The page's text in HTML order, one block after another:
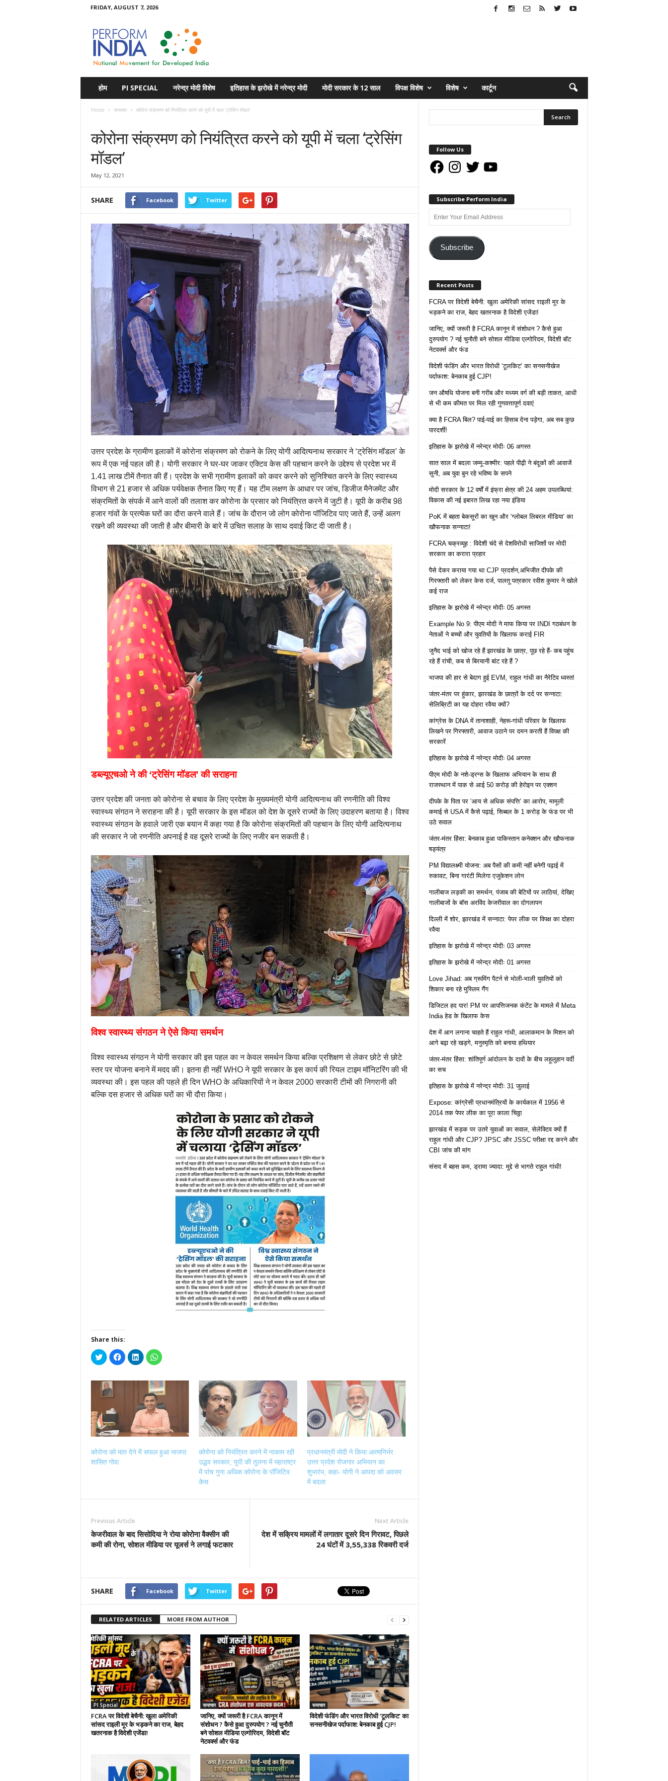
FRIDAY, AUGUST 7, 2026
होम PI SPECIAL नरेन्द्र मोदी विशेष इतिहास के झरोखे में नरेन्द्र मोदी मोदी सरकार के 12 साल विपक्ष विशेष विशेष कार्टून
Home समाचार कोरोना संक्रमण को नियंत्रित करने को यूपी में चला ‘ट्रेसिंग मॉडल’
कोरोना संक्रमण को नियंत्रित करने को यूपी में चला ‘ट्रेसिंग
मॉडल’
May 12, 2021
SHARE Facebook Twitter
उत्तर प्रदेश के ग्रामीण इलाकों में कोरोना संक्रमण को रोकने के लिए योगी आदित्यनाथ सरकार ने ‘ट्रेसिंग मॉडल’ के
रूप में एक नई पहल की है। योगी सरकार ने घर-घर जाकर एक्टिव केस की पहचान करने के उद्देश्य से प्रदेश भर में
1.41 लाख टीमें तैनात की हैं। प्रदेश के सभी ग्रामीण इलाकों को कवर करने को सुनिश्चित करने के लिए स्वास्थ्य
विभाग से 21 हजार से अधिक पर्यवेक्षक तैनात किए गए हैं। यह टीम लक्षण के आधार पर जांच, डिजीज मैनेजमेंट और
संक्रमितों के संपर्क में आने वालों की तलाश कर कोरोना के प्रसार को नियंत्रित करने में जुटी है। यूपी के करीब 98
हजार गांवों के प्रत्येक घरों का दौरा करने वाले हैं। जांच के दौरान जो लोग कोरोना पॉजिटिव पाए जाते हैं, उन्हें अलग
रखने की व्यवस्था की जाती है और बीमारी के बारे में उचित सलाह के साथ दवाई किट दी जाती है।
डब्ल्यूएचओ ने की ‘ट्रेसिंग मॉडल’ की सराहना
उत्तर प्रदेश की जनता को कोरोना से बचाव के लिए प्रदेश के मुख्यमंत्री योगी आदित्यनाथ की रणनीति की विश्व
स्वास्थ्य संगठन ने सराहना की है। यूपी सरकार के इस मॉडल को देश के दूसरे राज्यों के लिए उदाहरण बताया है। विश्व
स्वास्थ्य संगठन के हवाले जारी एक बयान में कहा गया है कि कोरोना संक्रमितों की पहचान के लिए योगी आदित्यनाथ
की सरकार ने जो रणनीति अपनाई है वह दूसरे राज्यों के लिए नजीर बन सकती है।
विश्व स्वास्थ्य संगठन ने ऐसे किया समर्थन
विश्व स्वास्थ्य संगठन ने योगी सरकार की इस पहल का न केवल समर्थन किया बल्कि प्रशिक्षण से लेकर छोटे से छोटे
स्तर पर योजना बनाने में मदद की। इतना ही नहीं WHO ने यूपी सरकार के इस कार्य की रियल टाइम मॉनिटरिंग की भी
व्यवस्था की। इस पहल की पहले ही दिन WHO के अधिकारियों ने न केवल 2000 सरकारी टीमों की निगरानी की
बल्कि दस हजार से अधिक घरों का भी दौरा किया।
Share this:
Click
to
share
Twitter
(Opens
in
new
Click
to
share
Facebook
window)
Click
to
share
LinkedIn
(Opens
new
window)
Click
to
WhatsApp
(Opens
in
new
window)
कोरोना को मात देने में सफल हुआ भाजपा
शासित गोवा
कोरोना को नियंत्रित करने में नाकाम रही
उद्धव सरकार, यूपी की तुलना में महाराष्ट्र
में पांच गुना अधिक कोरोना के पॉजिटिव
केस
प्रधानमंत्री मोदी ने किया आत्‍मनिर्भर
उत्तर प्रदेश रोजगार अभियान का
शुभारंभ, कहा- योगी ने आपदा को अवसर
में बदला
Previous Article
केजरीवाल के बाद सिसोदिया ने रोया कोरोना वैक्सीन की
कमी की रोना, सोशल मीडिया पर यूजर्स ने लगाई फटकार
Next Article
देश में सक्रिय मामलों में लगातार दूसरे दिन गिरावट, पिछले
24 घंटों में 3,55,338 रिकवरी दर्ज
SHARE Facebook Twitter
RELATED ARTICLES MORE FROM AUTHOR
PI Special
FCRA पर विदेशी बेचैनी: खुला अमेरिकी
सांसद राइली मूर के भड़कने का राज, बेहद
खतरनाक है विदेशी एजेंडा!
समाचार
जानिए, क्यों जरूरी है FCRA कानून में
संशोधन ? कैसे हुआ दुरुपयोग ? नई चुनौती
बने सोशल मीडिया एल्गोरिदम, विदेशी बॉट
नेटवर्क्स और फंड
समाचार
विदेशी फंडिंग और भारत विरोधी ‘टूलकिट’ का
सनसनीखेज पर्दाफाश: बेनकाब हुई CJP!
Follow Us
FacebookInstagram
Twitter YouTube
Subscribe Perform India
Enter
Your
AddressSubscribe
Recent Posts
FCRA पर विदेशी बेचैनी: खुला अमेरिकी सांसद राइली मूर के
भड़कने का राज, बेहद खतरनाक है विदेशी एजेंडा!
जानिए, क्यों जरूरी है FCRA कानून में संशोधन ? कैसे हुआ
दुरुपयोग ? नई चुनौती बने सोशल मीडिया एल्गोरिदम, विदेशी बॉट
नेटवर्क्स और फंड
विदेशी फंडिंग और भारत विरोधी ‘टूलकिट’ का सनसनीखेज
पर्दाफाश: बेनकाब हुई CJP!
जन औषधि योजना बनी गरीब और मध्यम वर्ग की बड़ी ताकत, आधी
से भी कम कीमत पर मिल रही गुणवत्तापूर्ण दवाएं
क्या है FCRA बिल? पाई-पाई का हिसाब देना पड़ेगा, अब सब कुछ
पारदर्शी!
इतिहास के झरोखे में नरेन्द्र मोदीः 06 अगस्त
सात साल में बदला जम्मू-कश्मीर: पहले पीढ़ी ने बंदूकों की आवाजें
सुनी, अब युवा बुन रहे भविष्य के सपने
मोदी सरकार के 12 वर्षों में इंफ्रा क्षेत्र की 24 अहम उपलब्धियां:
विकास की नई इबारत लिख रहा नया इंडिया
PoK में बहता बेकसूरों का खून और ‘ग्लोबल लिबरल मीडिया’ का
खौफनाक सन्नाटा!
FCRA चक्रव्यूह : विदेशी चंदे से देशविरोधी साजिशों पर मोदी
सरकार का करारा प्रहार
पैसे देकर कराया गया था CJP प्रदर्शन,अभिजीत दीपके की
गिरफ्तारी को लेकर केस दर्ज, पालतू पत्रकार रवीश कुमार ने खोले
कई राज
इतिहास के झरोखे में नरेन्द्र मोदीः 05 अगस्त
Example No 9: पीएम मोदी ने माफ किया पर INDI गठबंधन के
नेताओं ने बच्चों और युवतियों के खिलाफ कराई FIR
जुनैद भाई को खोज रहे हैं झारखंड के छात्र, पूछ रहे हैं- कब पहुंच
रहे हैं रांची, कब से बिरयानी बांट रहे हैं ?
भाजपा की हार से बेदाग हुई EVM, राहुल गांधी का नैरेटिव ध्वस्त!
जंतर-मंतर पर हुंकार, झारखंड के छात्रों के दर्द पर सन्नाटा:
सेलिब्रिटी का यह दोहरा रवैया क्यों?
कांग्रेस के DNA में तानाशाही, नेहरू-गांधी परिवार के खिलाफ
लिखने पर गिरफ्तारी, आवाज उठाने पर दमन करती हैं विपक्ष की
सरकारें
इतिहास के झरोखे में नरेन्द्र मोदीः 04 अगस्त
पीएम मोदी के नशे-ड्रग्स के खिलाफ अभियान के साथ ही
राजस्थान में पाक से आई 50 करोड़ की हेरोइन पर एक्शन
दीपके के पिता पर ‘आय से अधिक संपत्ति’ का आरोप, मामूली
कमाई से USA में कैसे पढ़ाई, सिब्बल के 1 करोड़ के फंड पर भी
उठे सवाल
जंतर-मंतर हिंसा: बेनकाब हुआ पाकिस्तान कनेक्शन और खौफनाक
षड्यंत्र
PM विद्यालक्ष्मी योजना: अब पैसों की कमी नहीं बनेगी पढ़ाई में
रुकावट, बिना गारंटी मिलेगा एजुकेशन लोन
गालीबाज लड़की का समर्थन, पंजाब की बेटियों पर लाठियां, देखिए
गालीबाजों के बॉस अरविंद केजरीवाल का दोगलापन
दिल्ली में शोर, झारखंड में सन्नाटा: पेपर लीक पर विपक्ष का दोहरा
रवैया
इतिहास के झरोखे में नरेन्द्र मोदीः 03 अगस्त
इतिहास के झरोखे में नरेन्द्र मोदीः 01 अगस्त
Love Jihad: अब ग्रूमिंग पैटर्न से भोली-भाली युवतियों को
शिकार बना रहे मुस्लिम गैंग
डिजिटल हद पार! PM पर आपत्तिजनक कंटेंट के मामले में Meta
India हेड के खिलाफ केस
देश में आग लगाना चाहते हैं राहुल गांधी, आलाकमान के मिशन को
आगे बढ़ा रहे खड़गे, मनुस्मृति को बनाया हथियार
जंतर-मंतर हिंसा: शांतिपूर्ण आंदोलन के दावों के बीच लहूलुहान वर्दी
का सच
इतिहास के झरोखे में नरेन्द्र मोदीः 31 जुलाई
Expose: कांग्रेसी प्रधानमंत्रियों के कार्यकाल में 1956 से
2014 तक पेपर लीक का पूरा काला चिठ्ठा
झारखंड में सड़क पर उतरे युवाओं का सवाल, सेलेक्टिव क्यों हैं
राहुल गांधी और CJP? JPSC और JSSC परीक्षा रद्द करने और
CBI जांच की मांग
संसद में बहस कम, ड्रामा ज्यादा: मुद्दे से भागते राहुल गांधी!